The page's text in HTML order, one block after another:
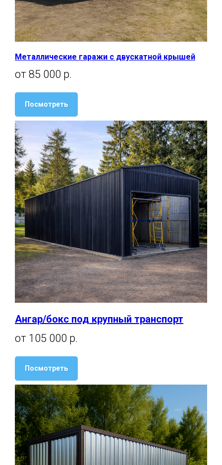
Металлические гаражи с двускатной крышей
от 85 000 р.
Посмотреть
Ангар/бокс под крупный транспорт
от 105 000 р.
Посмотреть